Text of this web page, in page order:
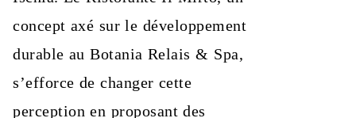
concept axé sur le développement
durable au Botania Relais & Spa,
s’efforce de changer cette
perception en proposant des